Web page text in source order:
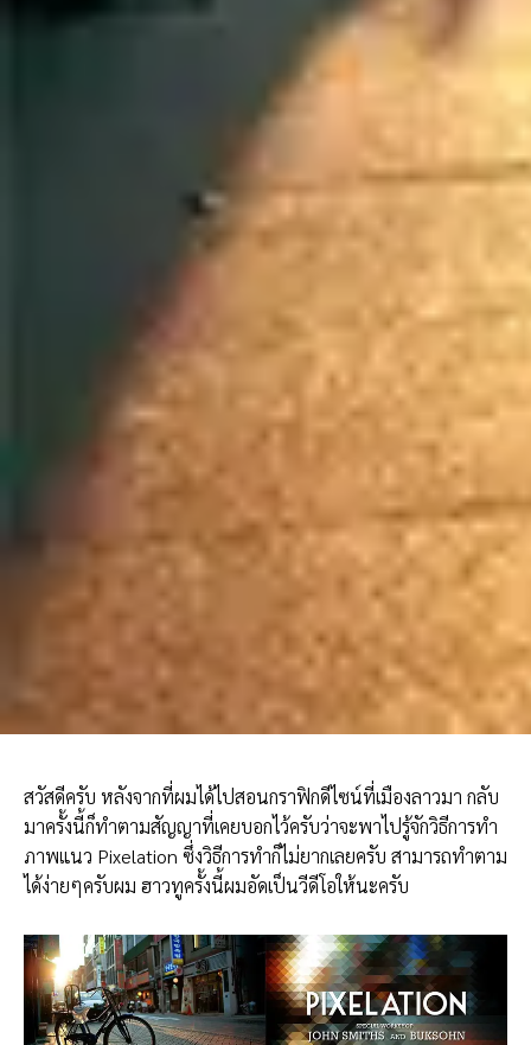
สวัสดีครับ หลังจากที่ผมได้ไปสอนกราฟิกดีไซน์ที่เมืองลาวมา กลับ
มาครั้งนี้ก็ทำตามสัญญาที่เคยบอกไว้ครับว่าจะพาไปรู้จักวิธีการทำ
ภาพแนว Pixelation ซึ่งวิธีการทำก็ไม่ยากเลยครับ สามารถทำตาม
ได้ง่ายๆครับผม ฮาวทูครั้งนี้ผมอัดเป็นวีดีโอให้นะครับ